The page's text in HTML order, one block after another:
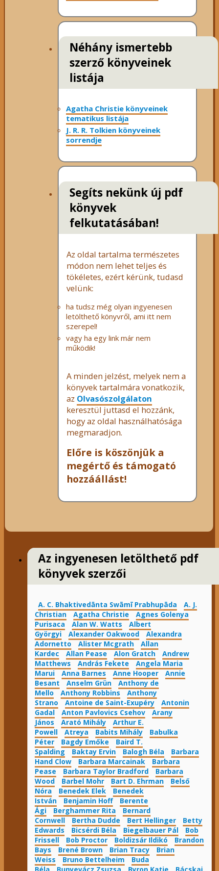
Néhány ismertebb
szerző könyveinek
listája
Agatha Christie könyveinek
tematikus listája
J. R. R. Tolkien könyveinek
sorrendje
Segíts nekünk új pdf
könyvek
felkutatásában!
Az oldal tartalma természetes
módon nem lehet teljes és
tökéletes, ezért kérünk, tudasd
velünk:
ha tudsz még olyan ingyenesen
letölthető könyvről, ami itt nem
szerepel!
vagy ha egy link már nem
működik!
A minden jelzést, melyek nem a
könyvek tartalmára vonatkozik,
az Olvasószolgálaton
keresztül juttasd el hozzánk,
hogy az oldal használhatósága
megmaradjon.
Előre is köszönjük a
megértő és támogató
hozzáállást!
Az ingyenesen letölthető pdf
könyvek szerzői
A. C. Bhaktivedānta Swāmī Prabhupāda
A. J.
Christian
Agatha Christie
Agnes Golenya
Purisaca
Alan W. Watts
Albert
Györgyi
Alexander Oakwood
Alexandra
Adornetto
Alister Mcgrath
Allan
Kardec
Allan Pease Alon Gratch
Andrew
Matthews
András Fekete
Angela Maria
Marui
Anna Barnes Anne Hooper
Annie
Besant
Anselm Grün
Anthony de
Mello
Anthony Robbins
Anthony
Strano
Antoine de Saint-Exupéry
Antonin
Gadal
Anton Pavlovics Csehov
Arany
János
Arató Mihály
Arthur E.
Powell
Atreya Babits Mihály
Babulka
Péter
Bagdy Emőke
Baird T.
Spalding
Baktay Ervin Balogh Béla
Barbara
Hand Clow
Barbara Marcainak
Barbara
Pease
Barbara Taylor Bradford
Barbara
Wood
Barbel Mohr Bart D. Ehrman
Belső
Nóra
Benedek Elek
Benedek
István
Benjamin Hoff
Berente
Ági
Berghammer Rita
Bernard
Cornwell
Bertha Dudde Bert Hellinger
Betty
Edwards
Bicsérdi Béla Biegelbauer Pál
Bob
Frissell
Bob Proctor Boldizsár Ildikó
Brandon
Bays
Brené Brown Brian Tracy
Brian
Weiss
Bruno Bettelheim
Buda